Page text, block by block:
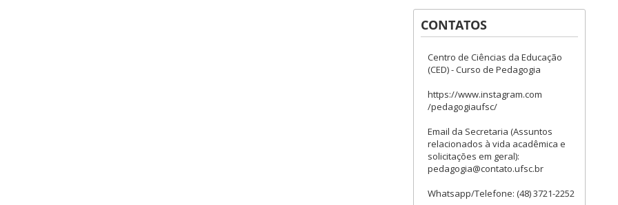
CONTATOS
Centro de Ciências da Educação
(CED) - Curso de Pedagogia
https://www.instagram.com
/pedagogiaufsc/
Email da Secretaria (Assuntos
relacionados à vida acadêmica e
solicitações em geral):
pedagogia@contato.ufsc.br
Whatsapp/Telefone: (48) 3721-2252